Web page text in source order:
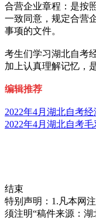
合营企业章程：是按
一致同意，规定合营
事项的文件。
考生们学习湖北自考
加上认真理解记忆，
编辑推荐
2022年4月湖北自考
2022年4月湖北自考
结束
特别声明：1.凡本网
须注明“稿件来源：湖